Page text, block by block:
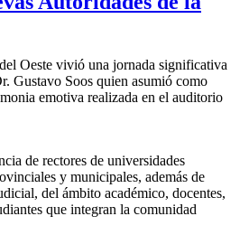
Oeste vivió una jornada significativa
Gustavo Soos quien asumió como
emotiva realizada en el auditorio
de rectores de universidades
y municipales, además de
del ámbito académico, docentes,
que integran la comunidad